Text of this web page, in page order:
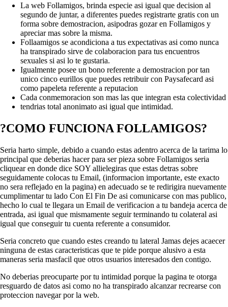
La web Follamigos, brinda especie asi igual que decision al
segundo de juntar, a diferentes puedes registrarte gratis con un
forma sobre demostracion, asipodras gozar en Follamigos y
apreciar mas sobre la misma.
Follaamigos se acondiciona a tus expectativas asi­ como nunca
ha transpirado sirve de colaboracion para tus encuentros
sexuales si asi lo te gustaria.
Igualmente posee un bono referente a demostracion por tan
unico cinco eurillos que puedes retribuir con Paysafecard asi
como papeleta referente a reputacion
Cada conmemoracion son mas las que integran esta colectividad
tendrias total anonimato asi igual que intimidad.
?COMO FUNCIONA FOLLAMIGOS?
Seria harto simple, debido a cuando estas adentro acerca de la tarima lo
principal que deberias hacer para ser pieza sobre Follamigos seria
cliquear en donde dice SOY allielegiras que estas detras sobre
seguidamente colocas tu Email, (informacion importante, este exacto
no sera reflejado en la pagina) en adecuado se te redirigira nuevamente
cumplimentar tu lado Con El Fin De asi comunicarse con mas publico,
hecho lo cual te llegara un Email de verificacion a tu bandeja acerca de
entrada, asi igual que mismamente seguir terminando tu colateral asi
igual que conseguir tu cuenta referente a consumidor.
Seria concreto que cuando estes creando tu lateral Jamas dejes acaecer
ninguna de estas caracteristicas que te pide porque alusivo a esta
maneras seria masfacil que otros usuarios interesados den contigo.
No deberias preocuparte por tu intimidad porque la pagina te otorga
resguardo de datos asi­ como no ha transpirado alcanzar recrearse con
proteccion navegar por la web.